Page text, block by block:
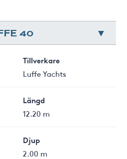
40
Tillverkare
Luffe Yachts
Längd
12.20 m
Djup
2.00 m